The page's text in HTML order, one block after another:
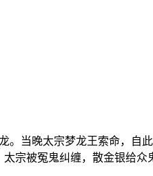
当晚太宗梦龙王索命，自
宗被冤鬼纠缠，散金银给众